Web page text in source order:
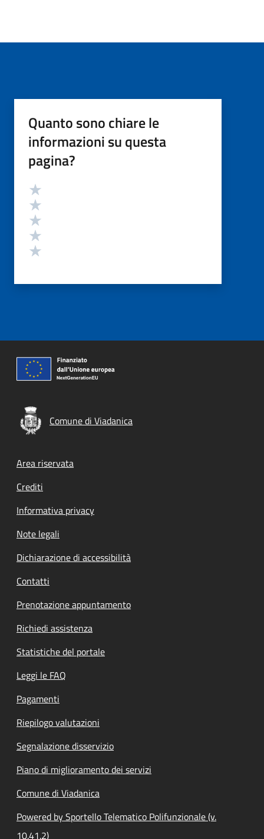
Quanto sono chiare le
informazioni su questa
pagina?
Valutazione
Comune di Viadanica
Footer menu
Area riservata
Crediti
Informativa privacy
Note legali
Dichiarazione di accessibilità
Contatti
Prenotazione appuntamento
Richiedi assistenza
Statistiche del portale
Leggi le FAQ
Pagamenti
Riepilogo valutazioni
Segnalazione disservizio
Piano di miglioramento dei servizi
Comune di Viadanica
Powered by Sportello Telematico Polifunzionale (v.
10.41.2)